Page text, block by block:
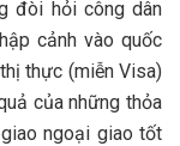
đòi hỏi công dân
cảnh vào quốc
thực (miễn Visa)
của những thỏa
ngoại giao tốt